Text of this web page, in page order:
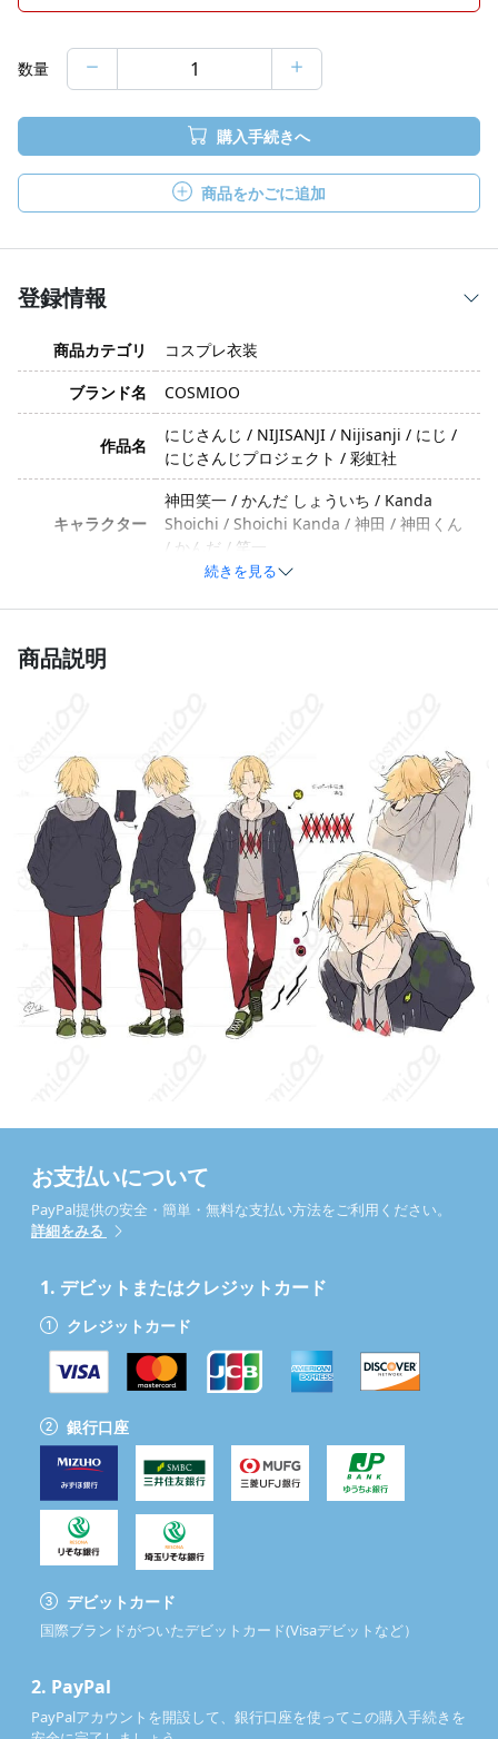
数量
購入手続きへ
商品をかごに追加
登録情報
商品カテゴリ
コスプレ衣装
ブランド名
COSMIOO
作品名
にじさんじ / NIJISANJI / Nijisanji / にじ /
にじさんじプロジェクト / 彩虹社
キャラクター
神田笑一 / かんだ しょういち / Kanda
Shoichi / Shoichi Kanda / 神田 / 神田くん
/ かんだ / 笑一
い・親しみやすい・明るい系
セット内容
コート、パーカー、ズボン（※生産ロット
や技術向上により、セット内容が変更され
る場合があります）
サイズ
オーダーメイド
発送予定
加工に7～15営業日、配送に5～7営業日（※
土日祝除く）、合計で12～22営業日程度で
お届け
支払い方法
クレジットカード（VISA、Master、JCB、
Discover、AMERICAN EXPRESS）、
PayPal、銀行振込
衣装袋に保管
商品状態
新品未使用
ANYCOLOR株式会社が運営するバーチャルライバーグループ「に
配信、歌などを中心に活動。親しみやすく元気なキャラクター性
と軽快なトークで視聴者を楽しませる。トレードマークはイエロ
ー×ブラックのパーカーと金髪ショートのヘアスタイル。
キャラクター設定
ルは金髪ショート、黒×イエロー配色のパーカーにカジュアルなボ
トムスというスポーティかつストリート寄りの装い。ゲームや雑
談を中心に幅広く活動し、明るいムードメーカー的存在として知
られる。
続きを見る
商品説明
お支払いについて
PayPal提供の安全・簡単・無料な支払い方法をご利用ください。
詳細をみる
1. デビットまたはクレジットカード
クレジットカード
銀行口座
デビットカード
国際ブランドがついたデビットカード(Visaデビットなど）
2. PayPal
PayPalアカウントを開設して、銀行口座を使ってこの購入手続きを